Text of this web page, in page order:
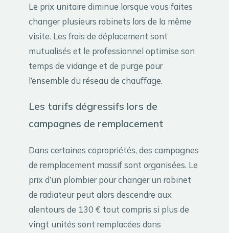
Le prix unitaire diminue lorsque vous faites
changer plusieurs robinets lors de la même
visite. Les frais de déplacement sont
mutualisés et le professionnel optimise son
temps de vidange et de purge pour
l’ensemble du réseau de chauffage.
Les tarifs dégressifs lors de
campagnes de remplacement
Dans certaines copropriétés, des campagnes
de remplacement massif sont organisées. Le
prix d’un plombier pour changer un robinet
de radiateur peut alors descendre aux
alentours de 130 € tout compris si plus de
vingt unités sont remplacées dans